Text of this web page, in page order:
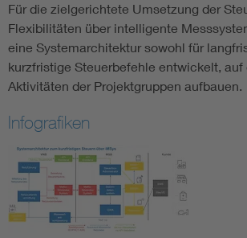
Für die zielgerichtete Umsetzung der
Flexibilitäten über intelligente
eine Systemarchitektur sowohl für
kurzfristige Steuerbefehle entwickelt, auf
Aktivitäten der Projektgruppen aufbauen.
Infografiken